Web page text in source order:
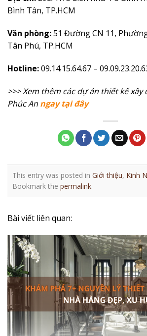
Bình Tân, TP.HCM
Văn phòng:51 Đường CN 11,
Tân Phú, TP.HCM
Hotline:09.14.15.64.67 –
>>> Xem thêm các dự án thiết kế xây
Phúc An ngay tại đây
This entry was posted in Giới thiệu, Kinh
Bookmark the permalink.
Bài viết liên quan: